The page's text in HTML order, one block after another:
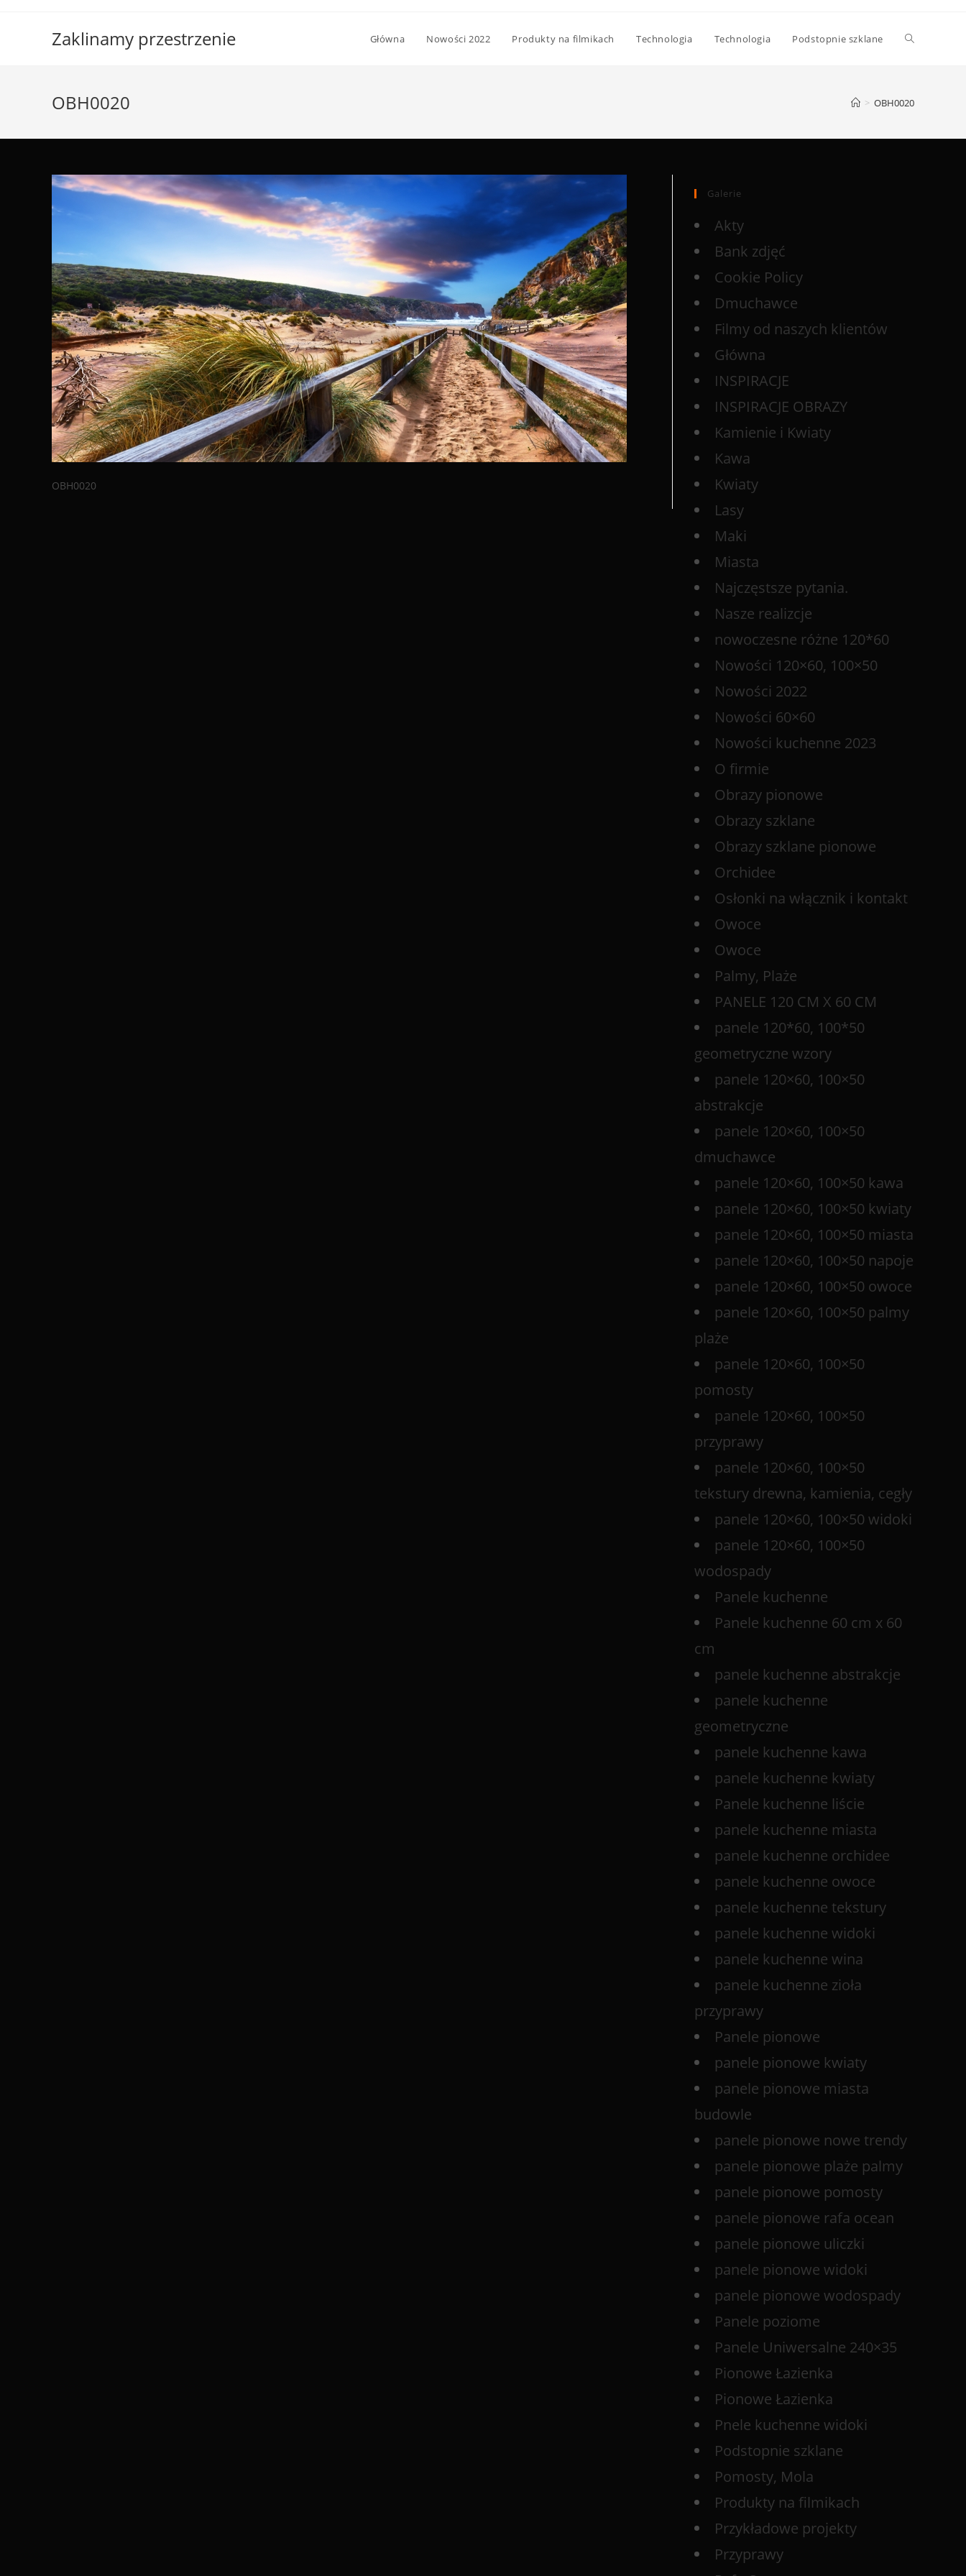
Zaklinamy przestrzenie Główna Nowości 2022 Produkty na filmikach Technologia Technologia Podstopnie szklane
OBH0020 > OBH0020
OBH0020
Galerie
Akty
Bank zdjęć
Cookie Policy
Dmuchawce
Filmy od naszych klientów
Główna
INSPIRACJE
INSPIRACJE OBRAZY
Kamienie i Kwiaty
Kawa
Kwiaty
Lasy
Maki
Miasta
Najczęstsze pytania.
Nasze realizcje
nowoczesne różne 120*60
Nowości 120×60, 100×50
Nowości 2022
Nowości 60×60
Nowości kuchenne 2023
O firmie
Obrazy pionowe
Obrazy szklane
Obrazy szklane pionowe
Orchidee
Osłonki na włącznik i kontakt
Owoce
Owoce
Palmy, Plaże
PANELE 120 CM X 60 CM
panele 120*60, 100*50
geometryczne wzory
panele 120×60, 100×50
abstrakcje
panele 120×60, 100×50
dmuchawce
panele 120×60, 100×50 kawa
panele 120×60, 100×50 kwiaty
panele 120×60, 100×50 miasta
panele 120×60, 100×50 napoje
panele 120×60, 100×50 owoce
panele 120×60, 100×50 palmy
plaże
panele 120×60, 100×50
pomosty
panele 120×60, 100×50
przyprawy
panele 120×60, 100×50
tekstury drewna, kamienia, cegły
panele 120×60, 100×50 widoki
panele 120×60, 100×50
wodospady
Panele kuchenne
Panele kuchenne 60 cm x 60
cm
panele kuchenne abstrakcje
panele kuchenne
geometryczne
panele kuchenne kawa
panele kuchenne kwiaty
Panele kuchenne liście
panele kuchenne miasta
panele kuchenne orchidee
panele kuchenne owoce
panele kuchenne tekstury
panele kuchenne widoki
panele kuchenne wina
panele kuchenne zioła
przyprawy
Panele pionowe
panele pionowe kwiaty
panele pionowe miasta
budowle
panele pionowe nowe trendy
panele pionowe plaże palmy
panele pionowe pomosty
panele pionowe rafa ocean
panele pionowe uliczki
panele pionowe widoki
panele pionowe wodospady
Panele poziome
Panele Uniwersalne 240×35
Pionowe Łazienka
Pionowe Łazienka
Pnele kuchenne widoki
Podstopnie szklane
Pomosty, Mola
Produkty na filmikach
Przykładowe projekty
Przyprawy